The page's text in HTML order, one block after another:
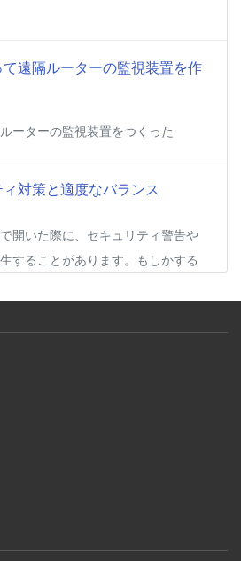
遠隔ルーターの監視装置を作
ーターの監視装置をつくった
対策と適度なバランス
開いた際に、セキュリティ警告や
することがあります。もしかする
て簡単にご紹介します。
、Apple Silicon 上で x86_64
ビルドする (Docker desktop
ずに、Mac で x86 の Docker イメ
を書いています。Colima と
スアーキテクチャーでビルドする
nerdctl の実例も記載しています。